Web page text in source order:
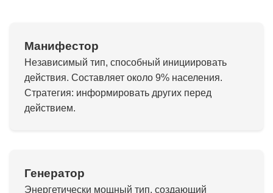
Манифестор
Независимый тип, способный инициировать
действия. Составляет около 9% населения.
Стратегия: информировать других перед
действием.
Генератор
Энергетически мощный тип, создающий